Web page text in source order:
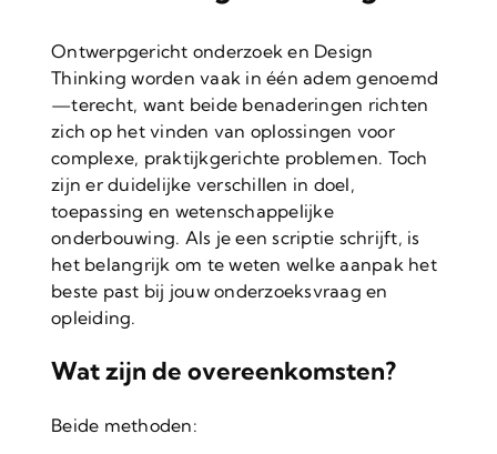
Ontwerpgericht onderzoek en Design
Thinking worden vaak in één adem genoemd
—terecht, want beide benaderingen richten
zich op het vinden van oplossingen voor
complexe, praktijkgerichte problemen. Toch
zijn er duidelijke verschillen in doel,
toepassing en wetenschappelijke
onderbouwing. Als je een scriptie schrijft, is
het belangrijk om te weten welke aanpak het
beste past bij jouw onderzoeksvraag en
opleiding.
Wat zijn de overeenkomsten?
Beide methoden: